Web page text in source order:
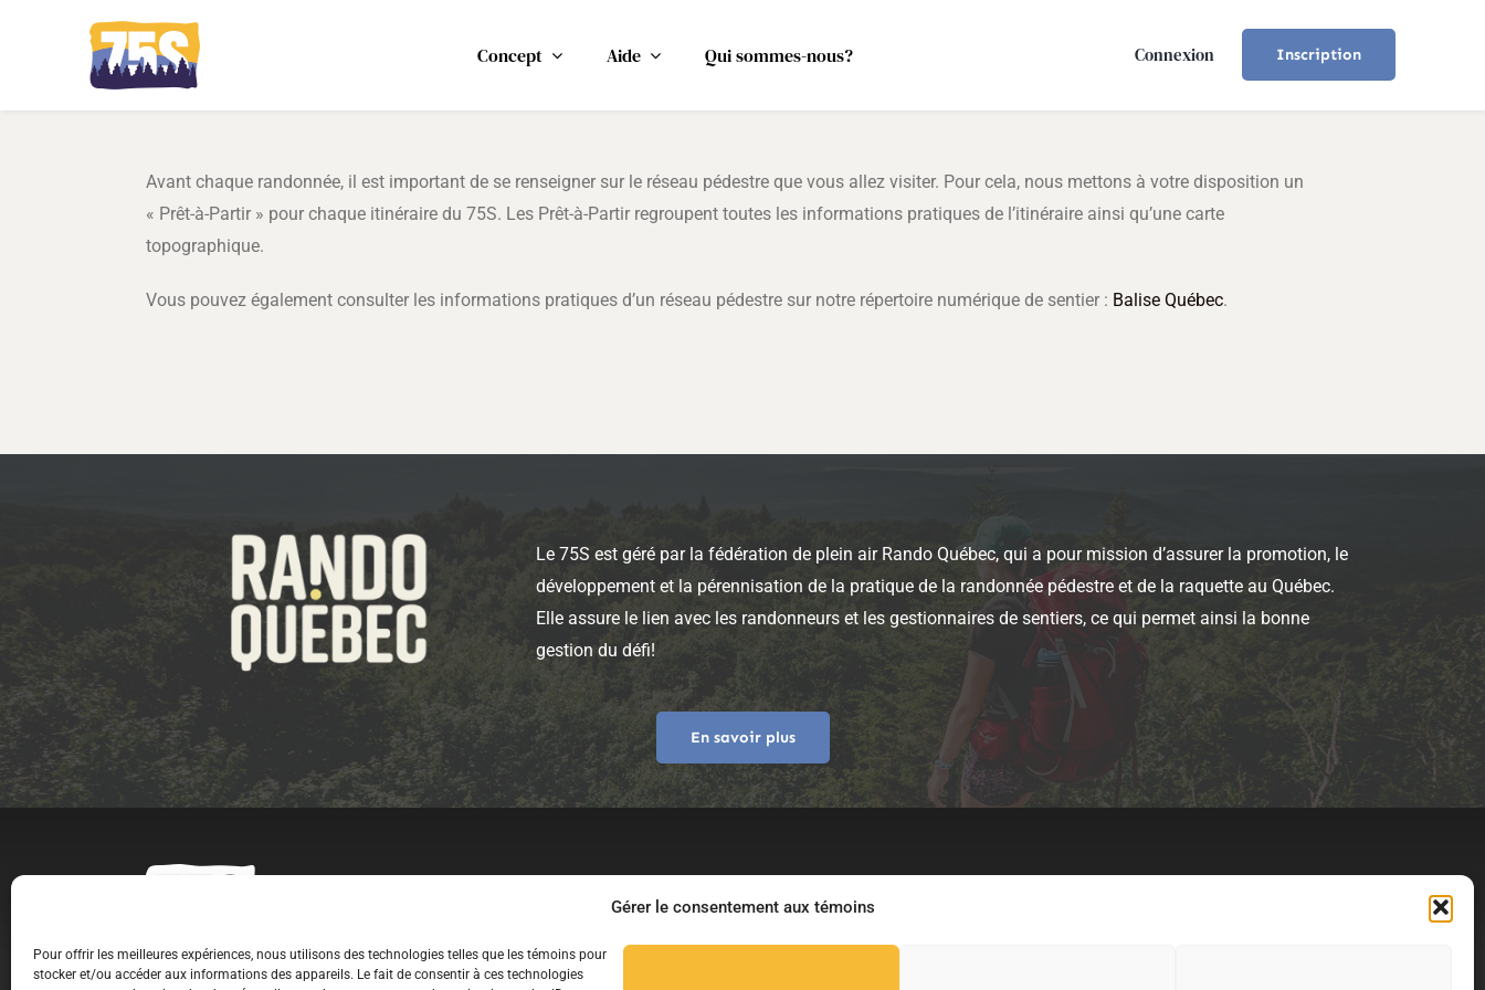
Gérer le consentement aux témoins
Pour offrir les meilleures expériences, nous utilisons des technologies telles que les témoins pour
stocker et/ou accéder aux informations des appareils. Le fait de consentir à ces technologies
Concept Aide Qui sommes-nous? Connexion Inscription
Avant chaque randonnée, il est important de se renseigner sur le réseau pédestre que vous allez visiter. Pour cela, nous mettons à votre disposition un
« Prêt-à-Partir » pour chaque itinéraire du 75S. Les Prêt-à-Partir regroupent toutes les informations pratiques de l’itinéraire ainsi qu’une carte
topographique.
Vous pouvez également consulter les informations pratiques d’un réseau pédestre sur notre répertoire numérique de sentier : Balise Québec.
Le 75S est géré par la fédération de plein air Rando Québec, qui a pour mission d’assurer la promotion, le
développement et la pérennisation de la pratique de la randonnée pédestre et de la raquette au Québec.
Elle assure le lien avec les randonneurs et les gestionnaires de sentiers, ce qui permet ainsi la bonne
gestion du défi!
En savoir plus
Politique de confidentialité Foire aux questions
Copyright © 2021 75S.ca – Tous droits réservés.